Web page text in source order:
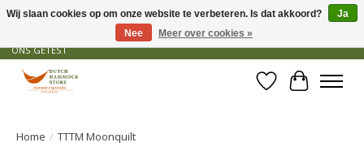
GRATIS VERZENDING VANAF € 50 - OFFICIEEL DEALER - PRODUCTEN ZIJN DOOR
ONS GETEST
Verlanglijst
Home / TTTM Moonquilt
Wij slaan cookies op om onze website te verbeteren. Is dat akkoord?
Ja
Nee
Meer over cookies »